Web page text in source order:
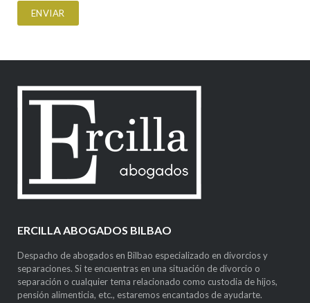
ERCILLA ABOGADOS BILBAO
Despacho de abogados en Bilbao especializado en divorcios y
separaciones. Si te encuentras en una situación de divorcio o
separación o cualquier tema relacionado como custodia de hijos,
pensión alimenticia, etc., estaremos encantados de ayudarte.